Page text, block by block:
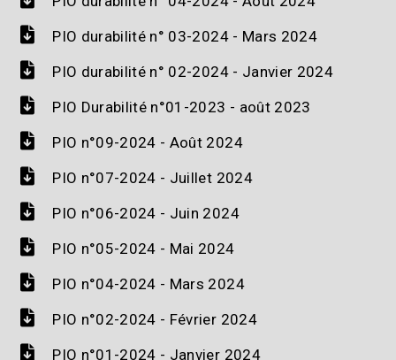
PIO durabilité n° 03-2024 - Mars 2024
PIO durabilité n° 02-2024 - Janvier 2024
PIO Durabilité n°01-2023 - août 2023
PIO n°09-2024 - Août 2024
PIO n°07-2024 - Juillet 2024
PIO n°06-2024 - Juin 2024
PIO n°05-2024 - Mai 2024
PIO n°04-2024 - Mars 2024
PIO n°02-2024 - Février 2024
PIO n°01-2024 - Janvier 2024